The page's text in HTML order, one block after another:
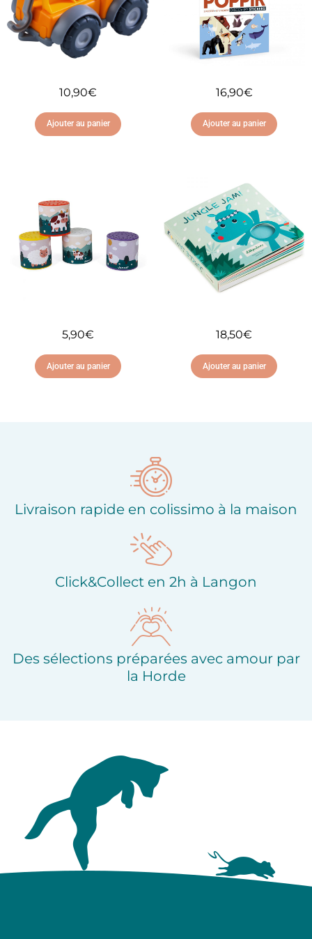
10,90€
Ajouter au panier
d'envies
16,90€
Ajouter au panier
Ajouter à ma liste
d'envies
5,90€
Ajouter au panier
18,50€
Ajouter au panier
Livraison rapide en colissimo à la maison
Click&Collect en 2h à Langon
Des sélections préparées avec amour par
la Horde